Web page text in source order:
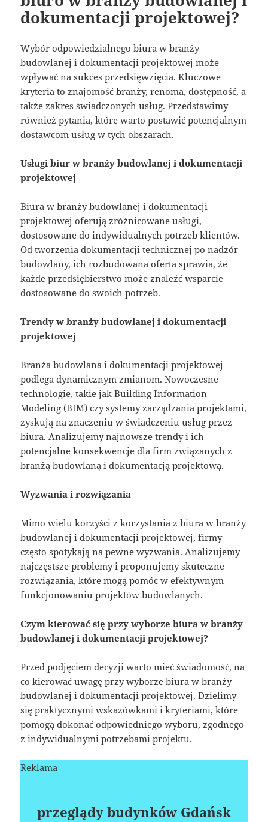
dokumentacji projektowej?
Wybór odpowiedzialnego biura w branży
budowlanej i dokumentacji projektowej może
wpływać na sukces przedsięwzięcia. Kluczowe
kryteria to znajomość branży, renoma, dostępność, a
także zakres świadczonych usług. Przedstawimy
również pytania, które warto postawić potencjalnym
dostawcom usług w tych obszarach.
Usługi biur w branży budowlanej i dokumentacji
projektowej
Biura w branży budowlanej i dokumentacji
projektowej oferują zróżnicowane usługi,
dostosowane do indywidualnych potrzeb klientów.
Od tworzenia dokumentacji technicznej po nadzór
budowlany, ich rozbudowana oferta sprawia, że
każde przedsiębierstwo może znaleźć wsparcie
dostosowane do swoich potrzeb.
Trendy w branży budowlanej i dokumentacji
projektowej
Branża budowlana i dokumentacji projektowej
podlega dynamicznym zmianom. Nowoczesne
technologie, takie jak Building Information
Modeling (BIM) czy systemy zarządzania projektami,
zyskują na znaczeniu w świadczeniu usług przez
biura. Analizujemy najnowsze trendy i ich
potencjalne konsekwencje dla firm związanych z
branżą budowlaną i dokumentacją projektową.
Wyzwania i rozwiązania
Mimo wielu korzyści z korzystania z biura w branży
budowlanej i dokumentacji projektowej, firmy
często spotykają na pewne wyzwania. Analizujemy
najczęstsze problemy i proponujemy skuteczne
rozwiązania, które mogą pomóc w efektywnym
funkcjonowaniu projektów budowlanych.
Czym kierować się przy wyborze biura w branży
budowlanej i dokumentacji projektowej?
Przed podjęciem decyzji warto mieć świadomość, na
co kierować uwagę przy wyborze biura w branży
budowlanej i dokumentacji projektowej. Dzielimy
się praktycznymi wskazówkami i kryteriami, które
pomogą dokonać odpowiedniego wyboru, zgodnego
z indywidualnymi potrzebami projektu.
Reklama
przeglądy budynków Gdańsk